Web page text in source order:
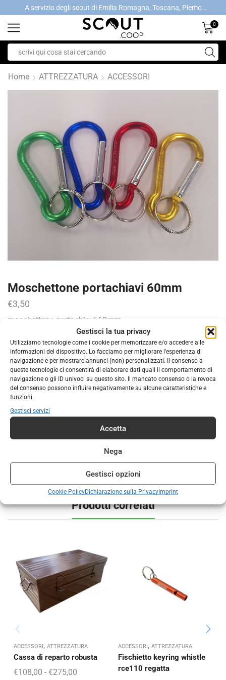
Gestisci la tua privacy
Utilizziamo tecnologie come i cookie per memorizzare e/o accedere alle
informazioni del dispositivo. Lo facciamo per migliorare l'esperienza di
navigazione e per mostrare annunci (non) personalizzati. Il consenso a
queste tecnologie ci consentirà di elaborare dati quali il comportamento di
navigazione o gli ID univoci su questo sito. Il mancato consenso o la revoca
del consenso possono influire negativamente su alcune caratteristiche e
funzioni.
Gestisci servizi
Accetta
Nega
Gestisci opzioni
Cookie PolicyDichiarazione sulla PrivacyImprint
A servizio degli scout di Emilia Romagna, Toscana, Piemonte, Valle d'Aosta- Gratis la spedizione con ordini > €40
0
Home ATTREZZATURA ACCESSORI
Moschettone portachiavi 60mm
€3,50
moschettone portachiavi 60mm
COD:0000000000101
Categorie: ACCESSORI,ATTREZZATURA
Marchio:RAM SURVIVAL TEAM
DESCRIZIONE
Moschettone portachiavi mm 60. Non per arrampicata. I
colori delle immagini sono puramente indicativi, nessuna
possibilità di scelta, verranno spediti secondo la
disponibilità del momento.
Prodotti correlati
ACCESSORI, ATTREZZATURA
Cassa di reparto robusta
€108,00 - €275,00
ACCESSORI, ATTREZZATURA
Fischietto keyring whistle
rce110 regatta